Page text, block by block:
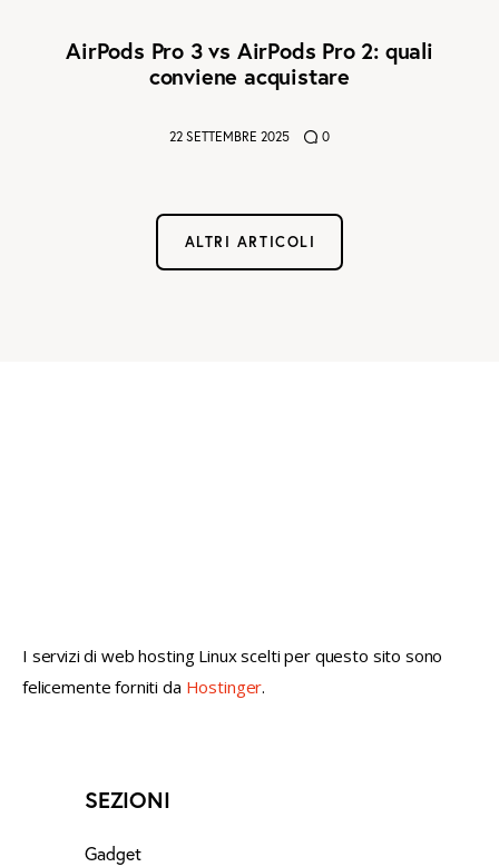
AirPods Pro 3 vs AirPods Pro 2: quali
conviene acquistare
22 SETTEMBRE 2025 0
ALTRI ARTICOLI
I servizi di web hosting Linux scelti per questo sito sono
felicemente forniti da Hostinger.
SEZIONI
Gadget